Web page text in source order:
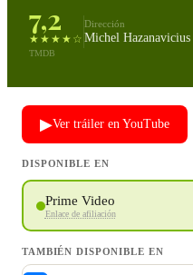
7,2
★★★★☆
TMDB
Dirección
Michel Hazanavicius
▶Ver tráiler en YouTube
DISPONIBLE EN
Prime Video
Enlace de afiliación
TAMBIÉN DISPONIBLE EN